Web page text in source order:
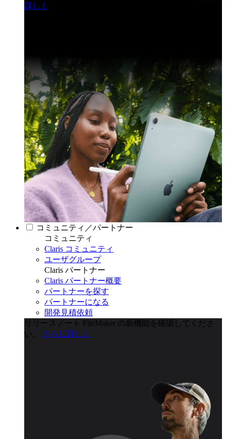
詳しく
コミュニティ／パートナー
コミュニティ
Claris コミュニティ
ユーザグループ
Claris パートナー
Claris パートナー概要
パートナーを探す
パートナーになる
開発見積依頼
リリースノート
FileMaker の新機能を確認してくださ
い。
さらに詳しく